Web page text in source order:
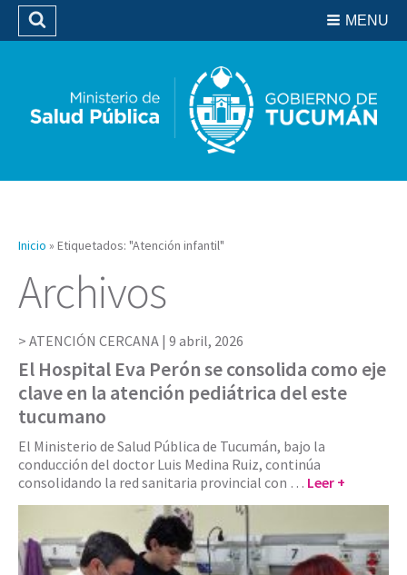
Biblioteca
MENU
Buscar
Inicio » Etiquetados: "Atención infantil"
Archivos
ATENCIÓN CERCANA | 9 abril, 2026
El Hospital Eva Perón se consolida como eje
clave en la atención pediátrica del este
tucumano
El Ministerio de Salud Pública de Tucumán, bajo la
conducción del doctor Luis Medina Ruiz, continúa
consolidando la red sanitaria provincial con … Leer +